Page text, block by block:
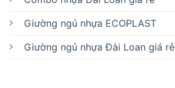
Giường ngủ nhựa ECOPLAST
Giường ngủ nhựa Đài Loan giá rẻ